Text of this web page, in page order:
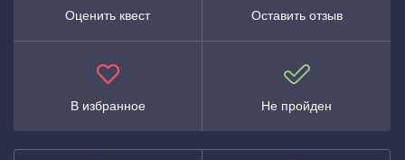
Оценить квест Оставить отзыв
В избранное Не пройден